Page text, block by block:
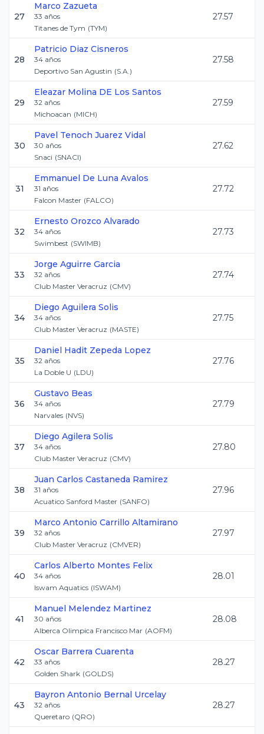
27
Marco Zazueta
33 años
Titanes de Tym (TYM)
27.57
28
Patricio Diaz Cisneros
34 años
Deportivo San Agustin (S.A.)
27.58
29
Eleazar Molina DE Los Santos
32 años
Michoacan (MICH)
27.59
30
Pavel Tenoch Juarez Vidal
30 años
Snaci (SNACI)
27.62
31
Emmanuel De Luna Avalos
31 años
Falcon Master (FALCO)
27.72
32
Ernesto Orozco Alvarado
34 años
Swimbest (SWIMB)
27.73
33
Jorge Aguirre Garcia
32 años
Club Master Veracruz (CMV)
27.74
34
Diego Aguilera Solis
34 años
Club Master Veracruz (MASTE)
27.75
35
Daniel Hadit Zepeda Lopez
32 años
La Doble U (LDU)
27.76
36
Gustavo Beas
34 años
Narvales (NVS)
27.79
37
Diego Agilera Solis
34 años
Club Master Veracruz (CMV)
27.80
38
Juan Carlos Castaneda Ramirez
31 años
Acuatico Sanford Master (SANFO)
27.96
39
Marco Antonio Carrillo Altamirano
32 años
Club Master Veracruz (CMVER)
27.97
40
Carlos Alberto Montes Felix
34 años
Iswam Aquatics (ISWAM)
28.01
41
Manuel Melendez Martinez
30 años
Alberca Olimpica Francisco Mar (AOFM)
28.08
42
Oscar Barrera Cuarenta
33 años
Golden Shark (GOLDS)
28.27
43
Bayron Antonio Bernal Urcelay
32 años
Queretaro (QRO)
28.27